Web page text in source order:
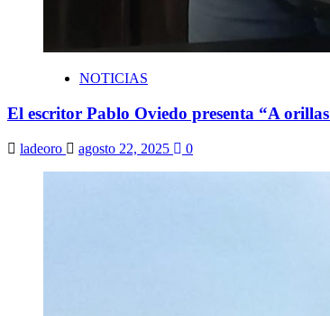
NOTICIAS
El escritor Pablo Oviedo presenta “A
ladeoro agosto 22, 2025 0